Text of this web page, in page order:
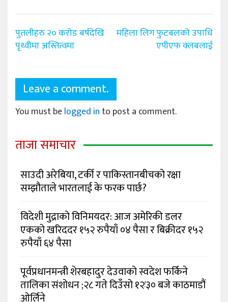
Post
navigation
पुतलीहरु २० करोड बर्षदेखि
पृथ्वीमा अस्तित्वमा
महिला लिग फुटबलको उपाधि
एपीएफ क्लबलाई
Leave a comment.
You must belogged in to post a comment.
ताजा समाचार
साउदी अरेबिया, टर्की र पाकिस्तानबीचको रक्षा
सम्झौताले भारतलाई के फरक पार्छ?
विदेशी मुद्राको विनिमयदर: आज अमेरिकी डलर
एकको खरिददर १५२ रुपैयाँ ०४ पैसा र बिक्रीदर १५२
रुपैयाँ ६४ पैसा
पूर्वप्रधानमन्त्री शेरबहादुर देउवाको स्वदेश फर्किने
तालिका संशोधन ;२८ गते दिउँसो १२ः३० बजे काठमाडौं
ओर्लिने